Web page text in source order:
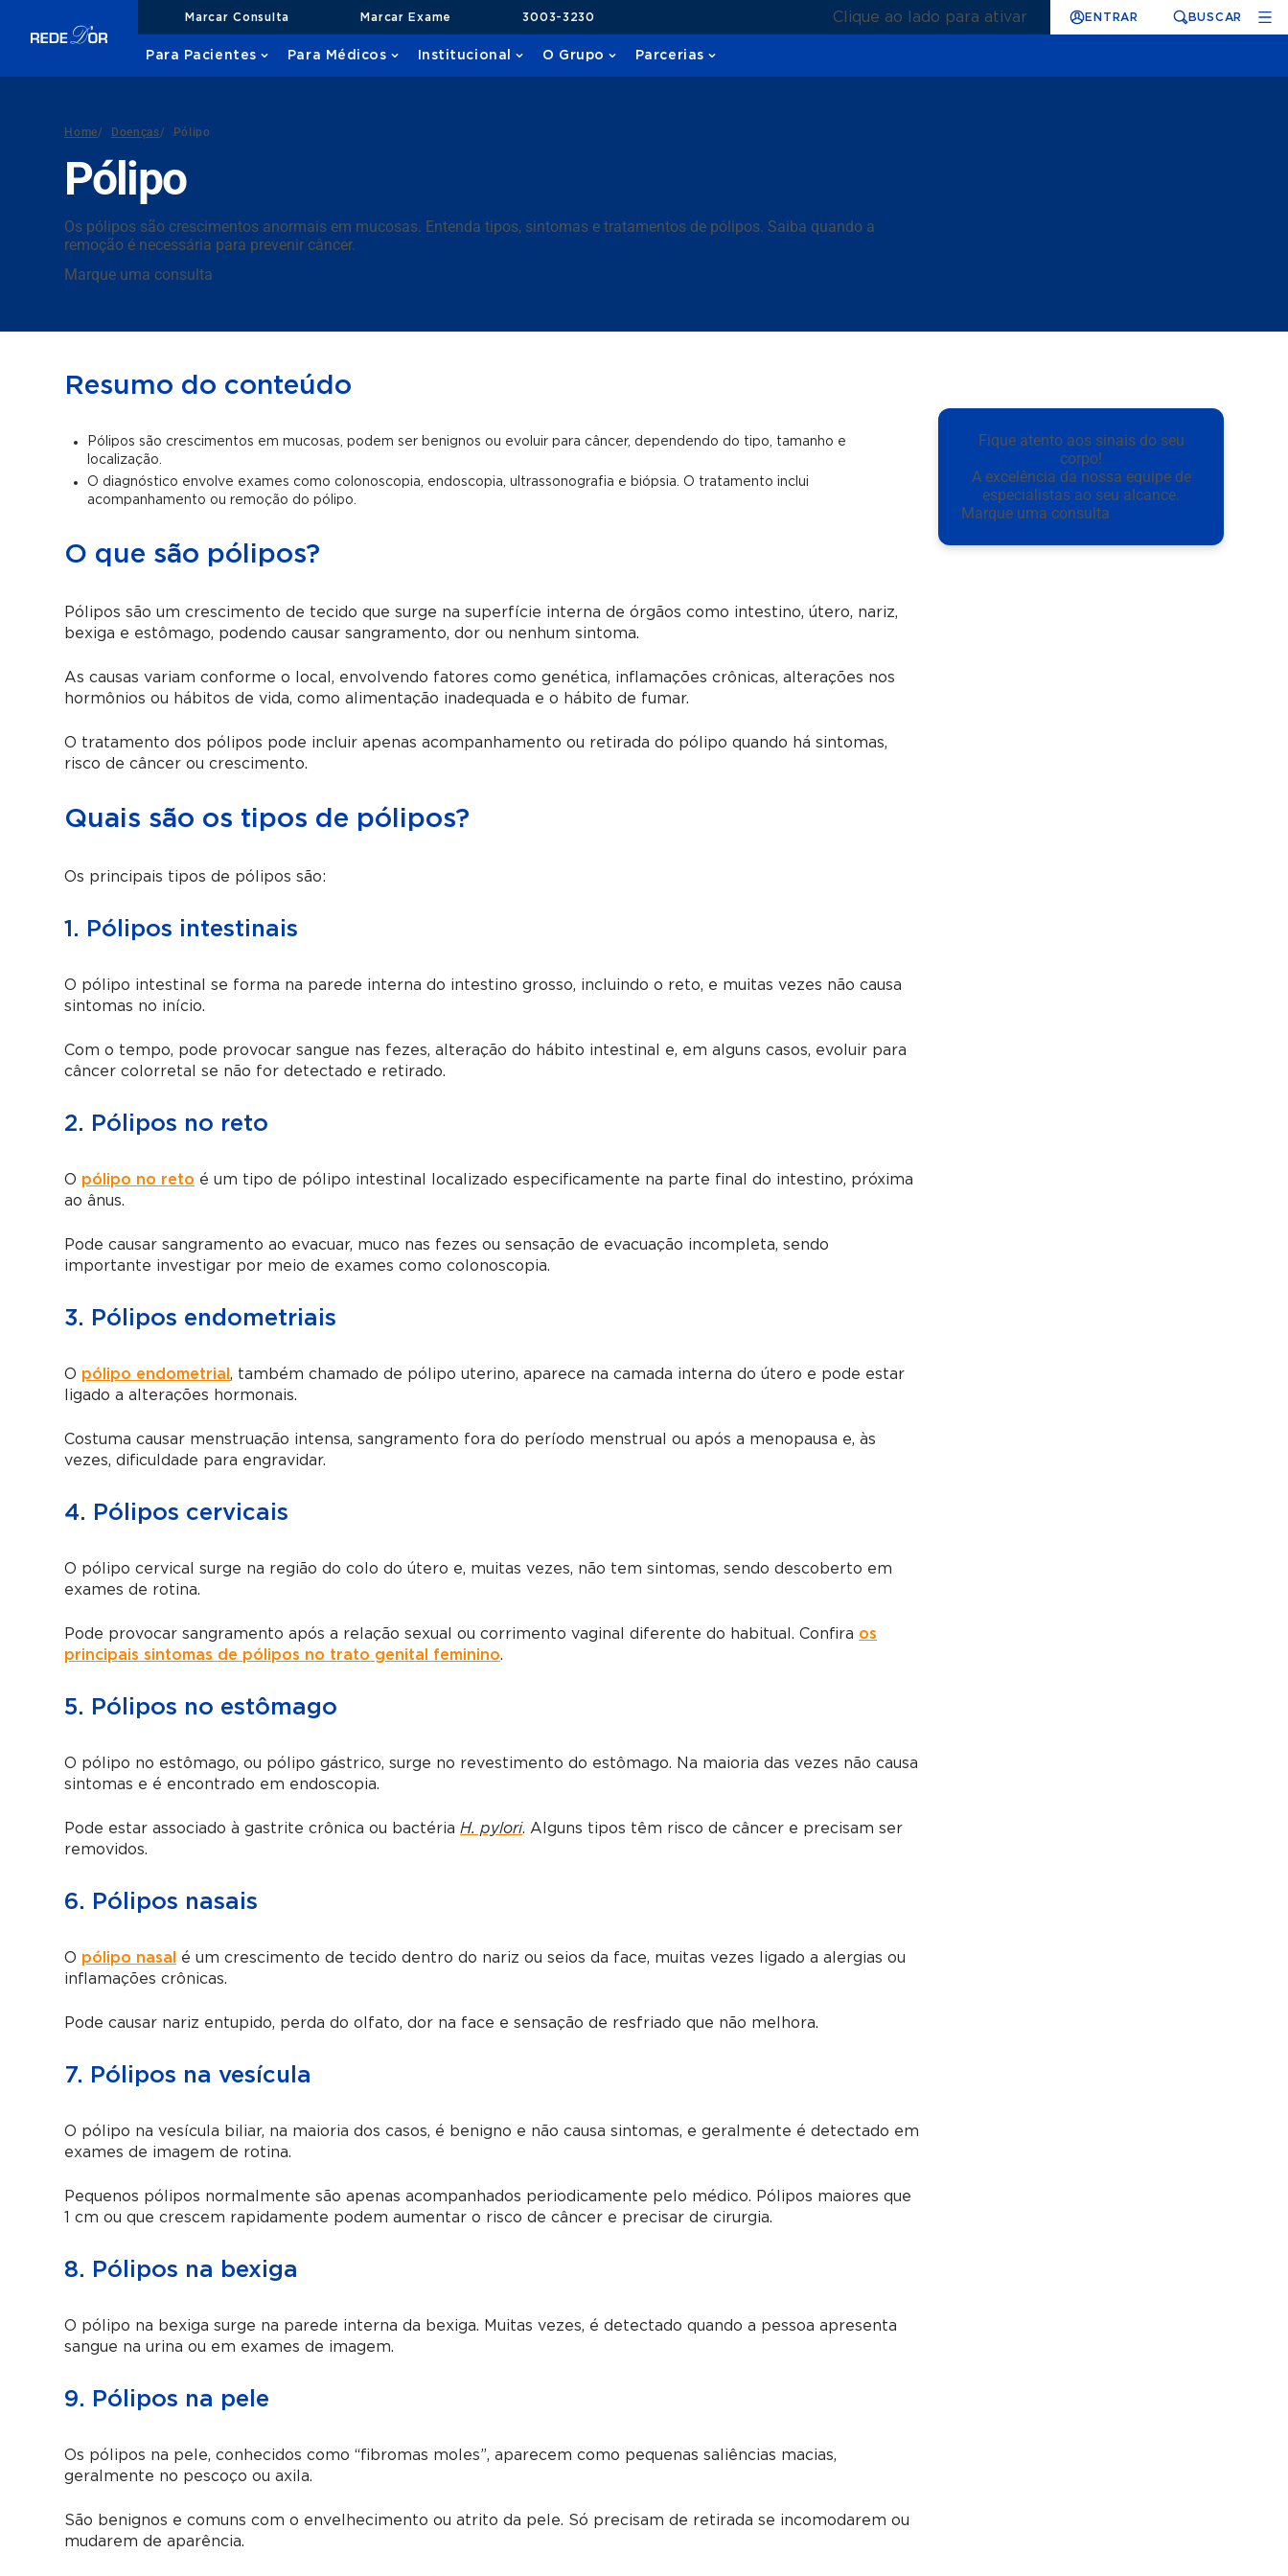
Marcar Consulta Marcar Exame 3003-3230 Clique ao lado para ativar ENTRAR BUSCAR
Para Pacientes Para Médicos Institucional O Grupo Parcerias
Home/ Doenças/ Pólipo
Pólipo
Os pólipos são crescimentos anormais em mucosas. Entenda tipos, sintomas e tratamentos de pólipos. Saiba quando a
remoção é necessária para prevenir câncer.
Marque uma consulta
Resumo do conteúdo
Pólipos são crescimentos em mucosas, podem ser benignos ou evoluir para câncer, dependendo do tipo, tamanho e
localização.
O diagnóstico envolve exames como colonoscopia, endoscopia, ultrassonografia e biópsia. O tratamento inclui
acompanhamento ou remoção do pólipo.
O que são pólipos?
Pólipos são um crescimento de tecido que surge na superfície interna de órgãos como intestino, útero, nariz,
bexiga e estômago, podendo causar sangramento, dor ou nenhum sintoma.
As causas variam conforme o local, envolvendo fatores como genética, inflamações crônicas, alterações nos
hormônios ou hábitos de vida, como alimentação inadequada e o hábito de fumar.
O tratamento dos pólipos pode incluir apenas acompanhamento ou retirada do pólipo quando há sintomas,
risco de câncer ou crescimento.
Quais são os tipos de pólipos?
Os principais tipos de pólipos são:
1. Pólipos intestinais
O pólipo intestinal se forma na parede interna do intestino grosso, incluindo o reto, e muitas vezes não causa
sintomas no início.
Com o tempo, pode provocar sangue nas fezes, alteração do hábito intestinal e, em alguns casos, evoluir para
câncer colorretal se não for detectado e retirado.
2. Pólipos no reto
O pólipo no reto é um tipo de pólipo intestinal localizado especificamente na parte final do intestino, próxima
ao ânus.
Pode causar sangramento ao evacuar, muco nas fezes ou sensação de evacuação incompleta, sendo
importante investigar por meio de exames como colonoscopia.
3. Pólipos endometriais
O pólipo endometrial, também chamado de pólipo uterino, aparece na camada interna do útero e pode estar
ligado a alterações hormonais.
Costuma causar menstruação intensa, sangramento fora do período menstrual ou após a menopausa e, às
vezes, dificuldade para engravidar.
4. Pólipos cervicais
O pólipo cervical surge na região do colo do útero e, muitas vezes, não tem sintomas, sendo descoberto em
exames de rotina.
Pode provocar sangramento após a relação sexual ou corrimento vaginal diferente do habitual. Confira os
principais sintomas de pólipos no trato genital feminino.
5. Pólipos no estômago
O pólipo no estômago, ou pólipo gástrico, surge no revestimento do estômago. Na maioria das vezes não causa
sintomas e é encontrado em endoscopia.
Pode estar associado à gastrite crônica ou bactériaH. pylori. Alguns tipos têm risco de câncer e precisam ser
removidos.
6. Pólipos nasais
O pólipo nasal
é um crescimento de tecido dentro do nariz ou seios da face, muitas vezes ligado a alergias ou
inflamações crônicas.
Pode causar nariz entupido, perda do olfato, dor na face e sensação de resfriado que não melhora.
7. Pólipos na vesícula
O pólipo na vesícula biliar, na maioria dos casos, é benigno e não causa sintomas, e geralmente é detectado em
exames de imagem de rotina.
Pequenos pólipos normalmente são apenas acompanhados periodicamente pelo médico. Pólipos maiores que
1 cm ou que crescem rapidamente podem aumentar o risco de câncer e precisar de cirurgia.
8. Pólipos na bexiga
O pólipo na bexiga surge na parede interna da bexiga. Muitas vezes, é detectado quando a pessoa apresenta
sangue na urina ou em exames de imagem.
9. Pólipos na pele
Os pólipos na pele, conhecidos como “fibromas moles”, aparecem como pequenas saliências macias,
geralmente no pescoço ou axila.
São benignos e comuns com o envelhecimento ou atrito da pele. Só precisam de retirada se incomodarem ou
mudarem de aparência.
Fique atento aos sinais do seu
corpo!
A excelência da nossa equipe de
especialistas ao seu alcance.
Marque uma consulta